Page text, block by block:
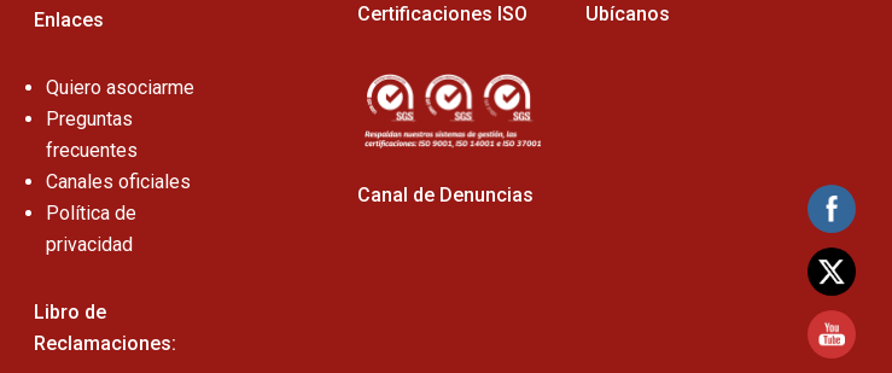
Enlaces
Quiero asociarme
Preguntas
frecuentes
Canales oficiales
Política de
privacidad
Libro de
Reclamaciones:
Certificaciones ISO
Canal de Denuncias
Ubícanos